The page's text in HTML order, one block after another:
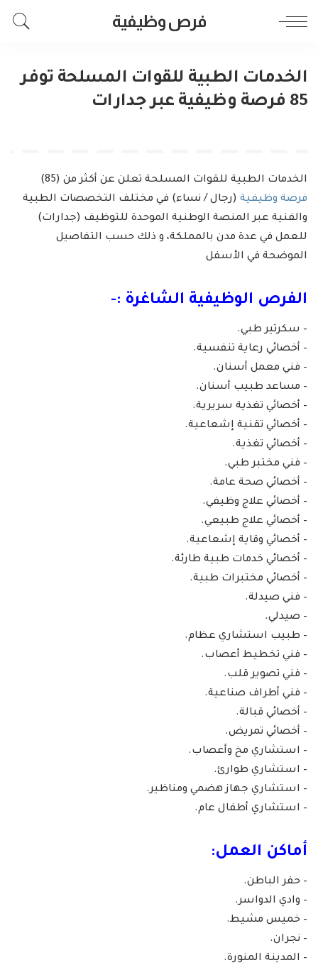
فرص وظيفية
الخدمات الطبية للقوات المسلحة توفر
85 فرصة وظيفية عبر جدارات
الخدمات الطبية للقوات المسلحة تعلن عن أكثر من (85)
فرصة وظيفية (رجال / نساء) في مختلف التخصصات الطبية
والفنية عبر المنصة الوطنية الموحدة للتوظيف (جدارات)
للعمل في عدة مدن بالمملكة، و ذلك حسب التفاصيل
الموضحة في الأسفل
الفرص الوظيفية الشاغرة :-
– سكرتير طبي.
– أخصائي رعاية تنفسية.
– فني معمل أسنان.
– مساعد طبيب أسنان.
– أخصائي تغذية سريرية.
– أخصائي تقنية إشعاعية.
– أخصائي تغذية.
– فني مختبر طبي.
– أخصائي صحة عامة.
– أخصائي علاج وظيفي.
– أخصائي علاج طبيعي.
– أخصائي وقاية إشعاعية.
– أخصائي خدمات طبية طارئة.
– أخصائي مختبرات طبية.
– فني صيدلة.
– صيدلي.
– طبيب استشاري عظام.
– فني تخطيط أعصاب.
– فني تصوير قلب.
– فني أطراف صناعية.
– أخصائي قبالة.
– أخصائي تمريض.
– استشاري مخ وأعصاب.
– استشاري طوارئ.
– استشاري جهاز هضمي ومناظير.
– استشاري أطفال عام.
أماكن العمل:
– حفر الباطن.
– وادي الدواسر.
– خميس مشيط.
– نجران.
– المدينة المنورة.